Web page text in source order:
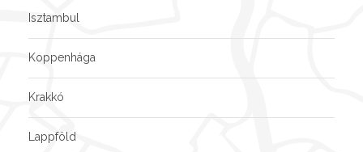
Isztambul
Koppenhága
Krakkó
Lappföld